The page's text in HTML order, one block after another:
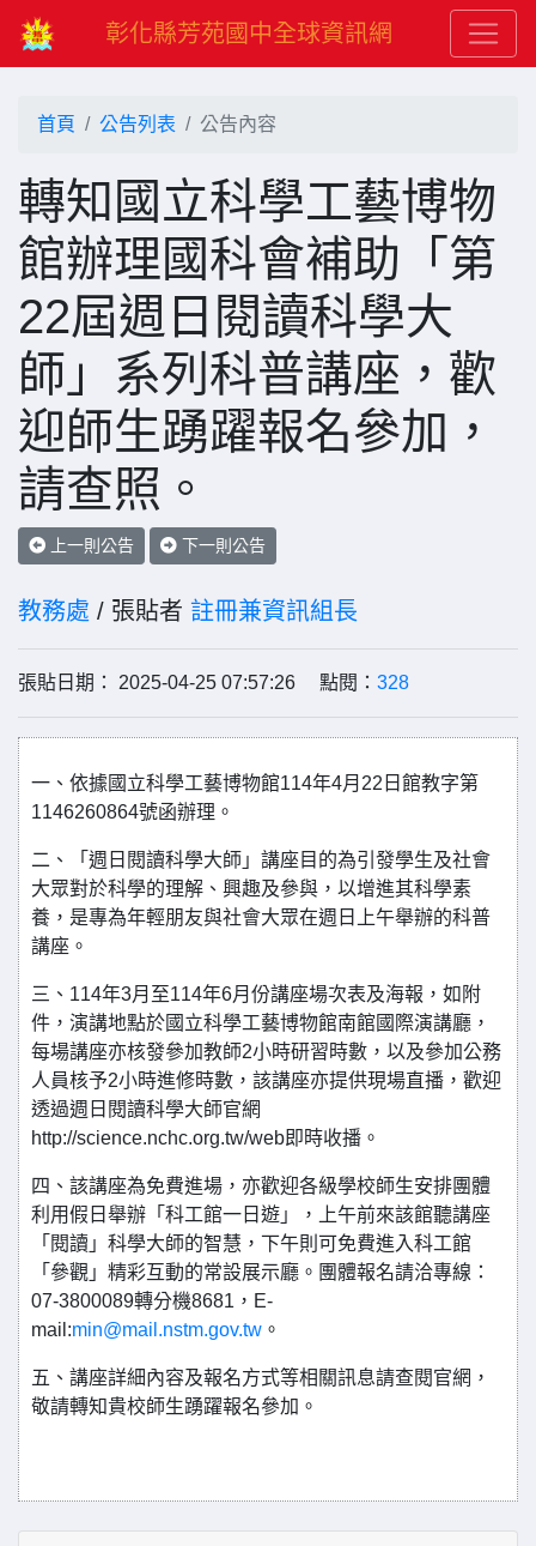
彰化縣芳苑國中全球資訊網
首頁 公告列表 公告內容
轉知國立科學工藝博物
館辦理國科會補助「第
22屆週日閱讀科學大
師」系列科普講座，歡
迎師生踴躍報名參加，
請查照。
上一則公告 下一則公告
教務處 / 張貼者 註冊兼資訊組長
張貼日期： 2025-04-25 07:57:26 點閱： 328
一、依據國立科學工藝博物館114年4月22日館教字第
1146260864號函辦理。
二、「週日閱讀科學大師」講座目的為引發學生及社會
大眾對於科學的理解、興趣及參與，以增進其科學素
養，是專為年輕朋友與社會大眾在週日上午舉辦的科普
講座。
三、114年3月至114年6月份講座場次表及海報，如附
件，演講地點於國立科學工藝博物館南館國際演講廳，
每場講座亦核發參加教師2小時研習時數，以及參加公務
人員核予2小時進修時數，該講座亦提供現場直播，歡迎
透過週日閱讀科學大師官網
http://science.nchc.org.tw/web即時收播。
四、該講座為免費進場，亦歡迎各級學校師生安排團體
利用假日舉辦「科工館一日遊」，上午前來該館聽講座
「閱讀」科學大師的智慧，下午則可免費進入科工館
「參觀」精彩互動的常設展示廳。團體報名請洽專線：
07-3800089轉分機8681，E-
mail:min@mail.nstm.gov.tw 。
五、講座詳細內容及報名方式等相關訊息請查閱官網，
敬請轉知貴校師生踴躍報名參加。